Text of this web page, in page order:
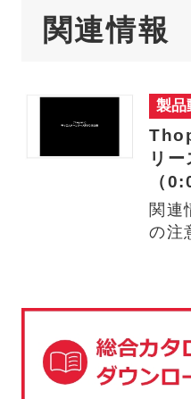
関連情報
製品
リ
（
関連
の注